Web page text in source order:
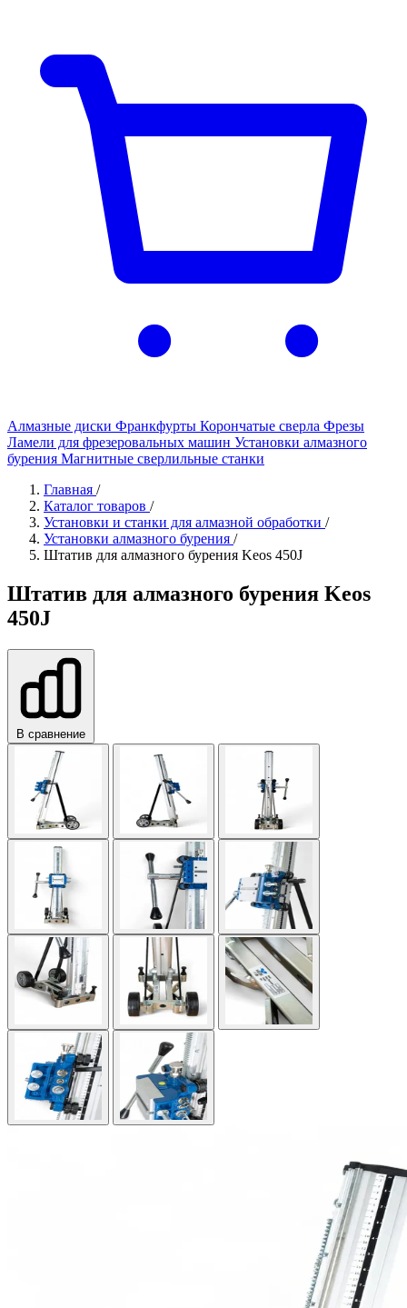
Алмазные диски Франкфурты Корончатые сверла Фрезы
Ламели для фрезеровальных машин Установки алмазного
бурения Магнитные сверлильные станки
Главная /
Каталог товаров /
Установки и станки для алмазной обработки /
Установки алмазного бурения /
Штатив для алмазного бурения Keos 450J
Штатив для алмазного бурения Keos
450J
В сравнение